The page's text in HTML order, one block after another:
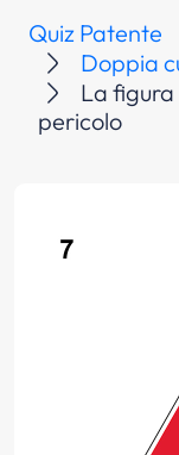
Quiz Patente
Doppia
La
pericolo